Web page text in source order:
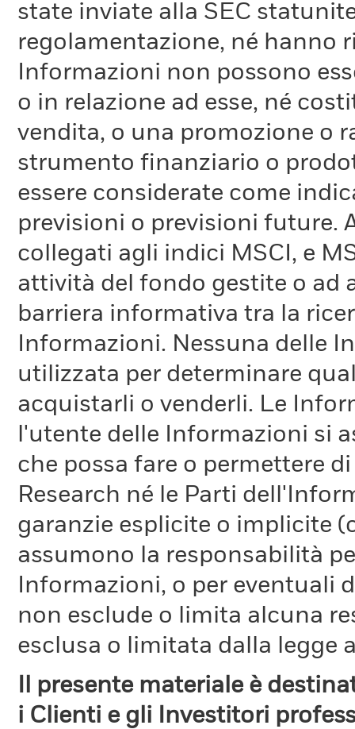
state inviate alla SEC
regolamentazione, né hanno
Informazioni non possono
o in relazione ad esse, né
vendita, o una promozione o
strumento finanziario o
essere considerate come
previsioni o previsioni future.
collegati agli indici MSCI, e
attività del fondo gestite o ad
barriera informativa tra la
Informazioni. Nessuna delle
utilizzata per determinare
acquistarli o venderli. Le
l'utente delle Informazioni si
che possa fare o permettere
Research né le Parti
garanzie esplicite o implicite
assumono la responsabilità
Informazioni, o per eventuali
non esclude o limita alcuna
esclusa o limitata dalla legge
Il presente materiale è
i Clienti e gli Investitori